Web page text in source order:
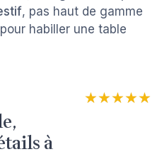
, pas haut de gamme
habiller une table
à
★★★★★
★★★★★